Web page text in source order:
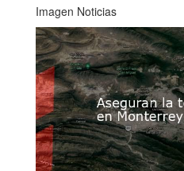
Imagen Noticias